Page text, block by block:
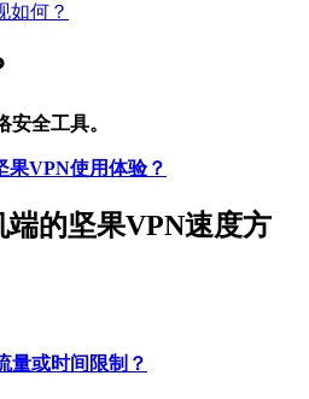
如何？
全工具。
果VPN使用体验？
的坚果VPN速度方
量或时间限制？